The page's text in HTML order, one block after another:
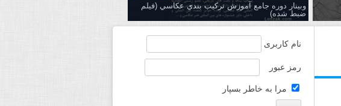
وبینار دوره جامع آموزش تركيب بندي عكاسي (فیلم
ضبط شده)
نام کاربری
رمز عبور
مرا به خاطر بسپار